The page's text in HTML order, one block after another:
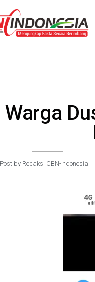
Warga
Post by Redaksi CBN-Indonesia